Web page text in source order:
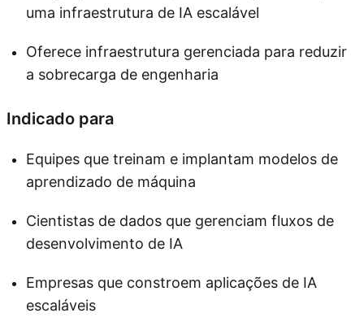
uma infraestrutura de IA escalável
Oferece infraestrutura gerenciada para reduzir
a sobrecarga de engenharia
Indicado para
Equipes que treinam e implantam modelos de
aprendizado de máquina
Cientistas de dados que gerenciam fluxos de
desenvolvimento de IA
Empresas que constroem aplicações de IA
escaláveis